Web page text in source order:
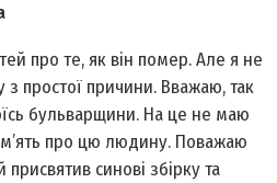
про те, як він помер. Але я не
простої причини. Вважаю, так
бульварщини. На це не маю
про цю людину. Поважаю
синові збірку та